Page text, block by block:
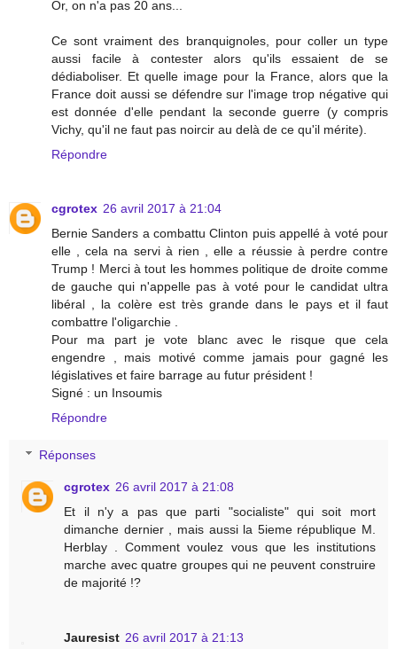
Or, on n'a pas 20 ans...
Ce sont vraiment des branquignoles, pour coller un type
aussi facile à contester alors qu'ils essaient de se
dédiaboliser. Et quelle image pour la France, alors que la
France doit aussi se défendre sur l'image trop négative qui
est donnée d'elle pendant la seconde guerre (y compris
Vichy, qu'il ne faut pas noircir au delà de ce qu'il mérite).
Répondre
cgrotex 26 avril 2017 à 21:04
Bernie Sanders a combattu Clinton puis appellé à voté pour
elle , cela na servi à rien , elle a réussie à perdre contre
Trump ! Merci à tout les hommes politique de droite comme
de gauche qui n'appelle pas à voté pour le candidat ultra
libéral , la colère est très grande dans le pays et il faut
combattre l'oligarchie .
Pour ma part je vote blanc avec le risque que cela
engendre , mais motivé comme jamais pour gagné les
législatives et faire barrage au futur président !
Signé : un Insoumis
Répondre
Réponses
cgrotex 26 avril 2017 à 21:08
Et il n'y a pas que parti "socialiste" qui soit mort
dimanche dernier , mais aussi la 5ieme république M.
Herblay . Comment voulez vous que les institutions
marche avec quatre groupes qui ne peuvent construire
de majorité !?
Jauresist 26 avril 2017 à 21:13